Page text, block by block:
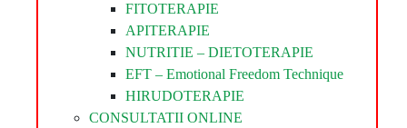
FITOTERAPIE
APITERAPIE
NUTRITIE – DIETOTERAPIE
EFT – Emotional Freedom Technique
HIRUDOTERAPIE
CONSULTATII ONLINE